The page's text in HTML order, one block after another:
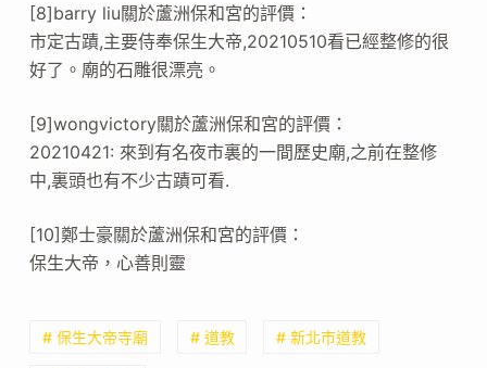
[8]barry liu關於蘆洲保和宮的評價：
市定古蹟,主要侍奉保生大帝,20210510看已經整修的很
好了。廟的石雕很漂亮。
[9]wongvictory關於蘆洲保和宮的評價：
20210421: 來到有名夜市裏的一間歷史廟,之前在整修
中,裏頭也有不少古蹟可看.
[10]鄭士豪關於蘆洲保和宮的評價：
保生大帝，心善則靈
# 保生大帝寺廟 # 道教 # 新北市道教